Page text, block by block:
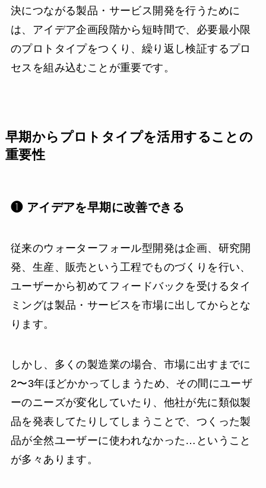
決につながる製品・サービス開発を行うために
は、アイデア企画段階から短時間で、必要最小限
のプロトタイプをつくり、繰り返し検証するプロ
セスを組み込むことが重要です。
早期からプロトタイプを活用することの
重要性
❶ アイデアを早期に改善できる
従来のウォーターフォール型開発は企画、研究開
発、生産、販売という工程でものづくりを行い、
ユーザーから初めてフィードバックを受けるタイ
ミングは製品・サービスを市場に出してからとな
ります。
しかし、多くの製造業の場合、市場に出すまでに
2〜3年ほどかかってしまうため、その間にユーザ
ーのニーズが変化していたり、他社が先に類似製
品を発表してたりしてしまうことで、つくった製
品が全然ユーザーに使われなかった…ということ
が多々あります。